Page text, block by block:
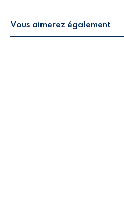
Vous aimerez également